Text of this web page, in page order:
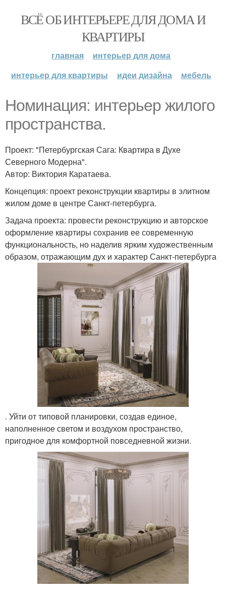
ВСЁ ОБ ИНТЕРЬЕРЕ ДЛЯ ДОМА И
КВАРТИРЫ
главная
интерьер для дома
интерьер для квартиры
идеи дизайна мебель
Номинация: интерьер жилого
пространства.
Проект: "Петербургская Сага: Квартира в Духе
Северного Модерна".
Автор: Виктория Каратаева.
Концепция: проект реконструкции квартиры в элитном
жилом доме в центре Санкт-петербурга.
Задача проекта: провести реконструкцию и авторское
оформление квартиры сохранив ее современную
функциональность, но наделив ярким художественным
образом, отражающим дух и характер Санкт-петербурга
. Уйти от типовой планировки, создав единое,
наполненное светом и воздухом пространство,
пригодное для комфортной повседневной жизни.